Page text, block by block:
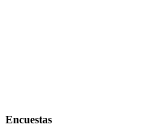
Encuestas